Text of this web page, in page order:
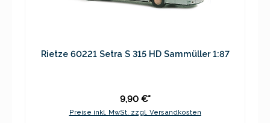
Rietze 60221 Setra S 315 HD Sammüller 1:87
9,90 €*
Preise inkl. MwSt. zzgl. Versandkosten